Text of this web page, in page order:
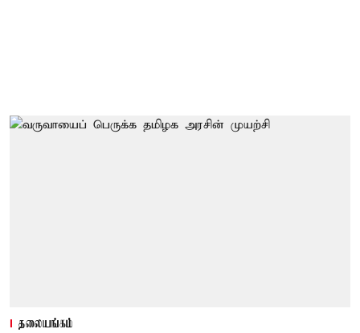
தலையங்கம்